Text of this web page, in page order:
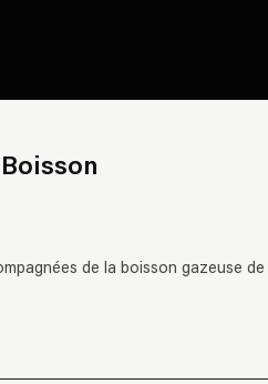
de la boisson gazeuse